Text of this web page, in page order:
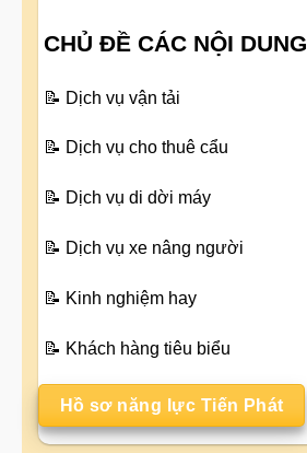
CHỦ ĐỀ CÁC NỘI DUNG
📝 Dịch vụ vận tải
📝 Dịch vụ cho thuê cẩu
📝 Dịch vụ di dời máy
📝 Dịch vụ xe nâng người
📝 Kinh nghiệm hay
📝 Khách hàng tiêu biểu
Hồ sơ năng lực Tiến Phát